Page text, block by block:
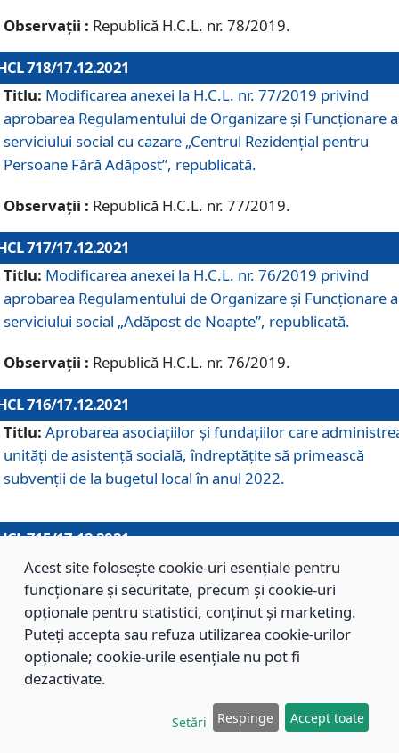
Observații : Republică H.C.L. nr. 78/2019.
718/17.12.2021
Titlu: Modificarea anexei la H.C.L. nr. 77/2019 privind
aprobarea Regulamentului de Organizare și Funcționare
serviciului social cu cazare „Centrul Rezidențial pentru
Persoane Fără Adăpost”, republicată.
Observații : Republică H.C.L. nr. 77/2019.
717/17.12.2021
Titlu: Modificarea anexei la H.C.L. nr. 76/2019 privind
aprobarea Regulamentului de Organizare şi Funcționare
serviciului social „Adăpost de Noapte”, republicată.
Observații : Republică H.C.L. nr. 76/2019.
716/17.12.2021
Titlu: Aprobarea asociaţiilor şi fundaţiilor care
unităţi de asistenţă socială, îndreptăţite să primească
subvenţii de la bugetul local în anul 2022.
715/17.12.2021
Titlu: Aprobarea Planului de acţiuni sau lucrări de interes
local pentru anul 2022.
714/17.12.2021
Titlu: Modificarea Anexei la H.C.L. nr. 709/2020 privind
aprobarea Regulamentului de Organizare şi Funcţionare
Direcţiei de Asistenţă Socială Braşov.
Acest site folosește cookie-uri esențiale pentru
funcționare și securitate, precum și cookie-uri
opționale pentru statistici, conținut și marketing.
Puteți accepta sau refuza utilizarea cookie-urilor
opționale; cookie-urile esențiale nu pot fi
dezactivate.
Setări Respinge Accept toate